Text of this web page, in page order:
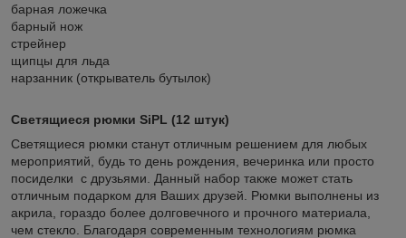
барная ложечка
барный нож
стрейнер
щипцы для льда
нарзанник (открыватель бутылок)
Светящиеся рюмки SiPL (12 штук)
Светящиеся рюмки станут отличным решением для любых
мероприятий, будь то день рождения, вечеринка или просто
посиделки с друзьями. Данный набор также может стать
отличным подарком для Ваших друзей. Рюмки выполнены из
акрила, гораздо более долговечного и прочного материала,
чем стекло. Благодаря современным технологиям рюмка